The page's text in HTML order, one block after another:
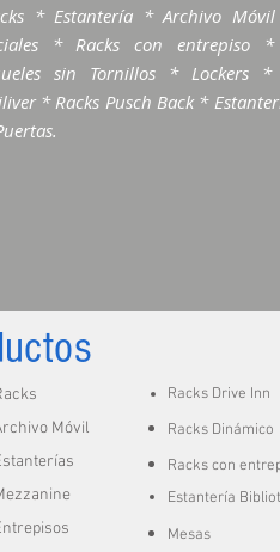
* Estantería * Archivo
* Racks con entrepiso
sin Tornillos * Lockers *
* Racks Pusch Back *
Móvil
Racks Drive Inn
Racks Dinámico
Racks con
Estantería
Mesas